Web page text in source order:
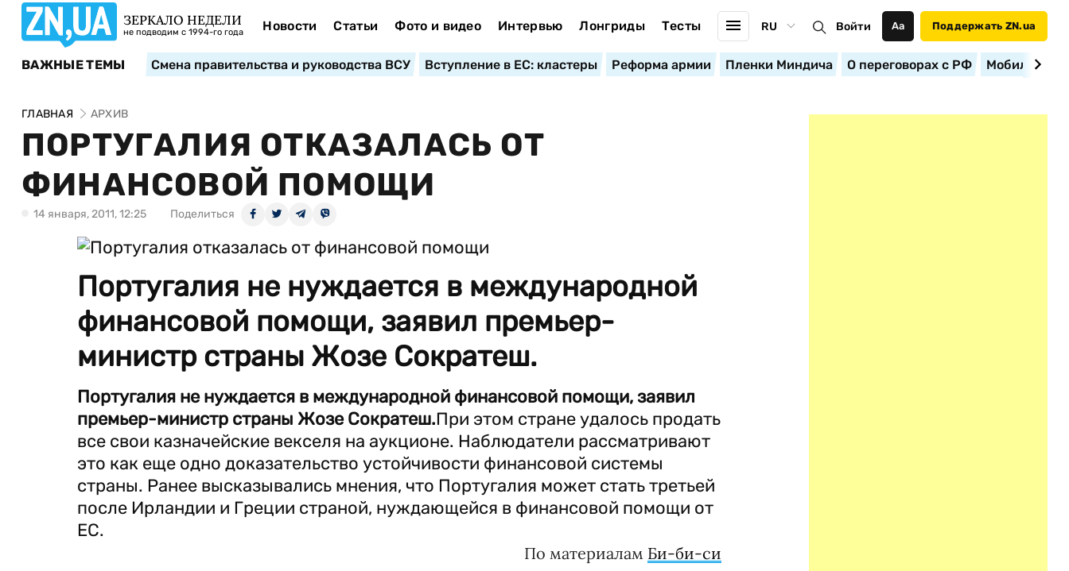
ЗЕРКАЛО НЕДЕЛИ
не подводим с 1994-го года Новости Статьи Фото и видео Интервью Лонгриды Тесты RU Войти Аа Поддержать ZN.ua
ВАЖНЫЕ ТЕМЫ Смена правительства и руководства ВСУ Вступление в ЕС: кластеры Реформа армии Пленки Миндича О переговорах с РФ
ГЛАВНАЯ АРХИВ
ПОРТУГАЛИЯ ОТКАЗАЛАСЬ ОТ
ФИНАНСОВОЙ ПОМОЩИ
14 января, 2011, 12:25 Поделиться
Португалия не нуждается в международной
финансовой помощи, заявил премьер-
министр страны Жозе Сократеш.
Португалия не нуждается в международной финансовой помощи, заявил
премьер-министр страны Жозе Сократеш.При этом стране удалось продать
все свои казначейские векселя на аукционе. Наблюдатели рассматривают
это как еще одно доказательство устойчивости финансовой системы
страны. Ранее высказывались мнения, что Португалия может стать третьей
после Ирландии и Греции страной, нуждающейся в финансовой помощи от
ЕС.
По материалам Би-би-си